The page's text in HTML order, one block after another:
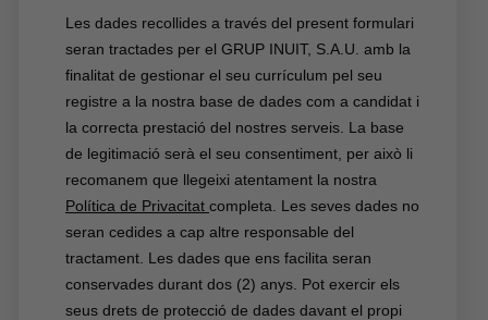
Les dades recollides a través del present formulari
seran tractades per el GRUP INUIT, S.A.U. amb la
finalitat de gestionar el seu currículum pel seu
registre a la nostra base de dades com a candidat i
la correcta prestació del nostres serveis. La base
de legitimació serà el seu consentiment, per això li
recomanem que llegeixi atentament la nostra
Política de Privacitat completa. Les seves dades no
seran cedides a cap altre responsable del
tractament. Les dades que ens facilita seran
conservades durant dos (2) anys. Pot exercir els
seus drets de protecció de dades davant el propi